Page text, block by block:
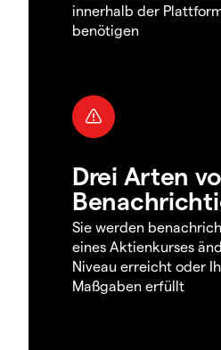
innerhalb der
benötigen
Drei Arten
Sie werden
eines Aktienkurses
Niveau erreicht oder
Maßgaben erfüllt